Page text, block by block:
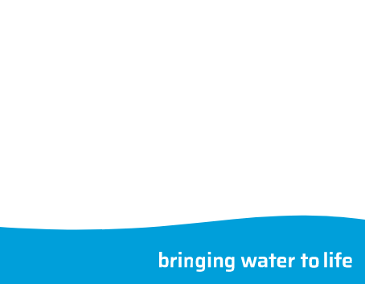
anders angegeben.